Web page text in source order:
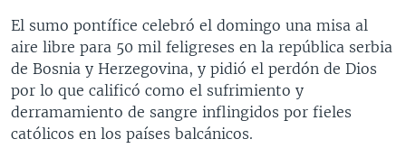
PERÚ
ECUADOR
VENEZUELA
BRASIL
GUATEMALA
HONDURAS
NICARAGUA
LIBERTAD DE PRENSA
MUNDO
ECONOMÍA
ENTRETENIMIENTO Y CULTURA
LIBERTAD DE PRENSA
UCRANIA
MULTIMEDIA
VIDEOS
PROGRAMAS TV
El sumo pontífice celebró el domingo una misa al
aire libre para 50 mil feligreses en la república serbia
de Bosnia y Herzegovina, y pidió el perdón de Dios
por lo que calificó como el sufrimiento y
derramamiento de sangre inflingidos por fieles
católicos en los países balcánicos.